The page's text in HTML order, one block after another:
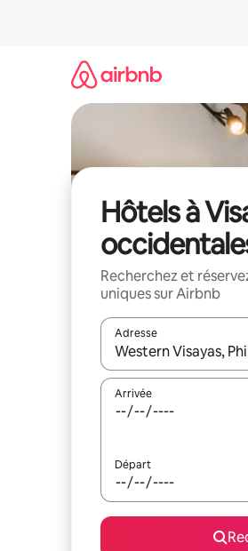
Hôtels à
Recherchez et
uniques sur Airbnb
Adresse
Lorsque les résultats
Arrivée
Départ